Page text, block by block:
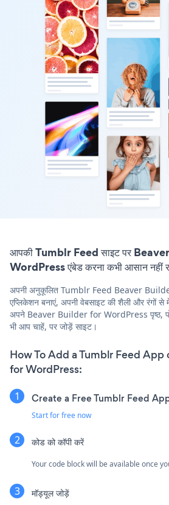
आपकी Tumblr Feed साइट पर
WordPress एंबेड करना कभी आसान नहीं
अपनी अनुकूलित Tumblr Feed Beaver
एप्लिकेशन बनाएं, अपनी वेबसाइट की शैली और
अपने Beaver Builder for WordPress पृष्ठ,
भी आप चाहें, पर जोड़ें साइट।
How To Add a Tumblr Feed App
for WordPress:
Create a Free Tumblr Feed
Start for free now
कोड को कॉपी करें
Your code block will be available once
मॉड्यूल जोड़ें